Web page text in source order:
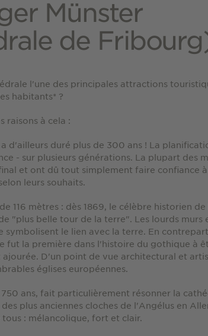
Münster
de
l'une des principales attractions
habitants* ?
raisons à cela :
d'ailleurs duré plus de 300 ans ! La
- sur plusieurs générations. La plupart des
et ont dû tout simplement faire confiance
leurs souhaits.
116 mètres : dès 1869, le célèbre historien
"plus belle tour de la terre". Les lourds murs
symbolisent le lien avec la terre. En
fut la première dans l'histoire du gothique à
D'un point de vue architectural et
églises européennes.
ans, fait particulièrement résonner la
plus anciennes cloches de l'Angélus en
: mélancolique, fort et clair.